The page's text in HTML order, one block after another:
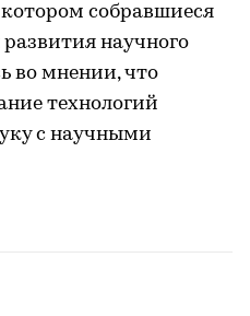
собравшиеся
научного
во мнении, что
технологий
с научными